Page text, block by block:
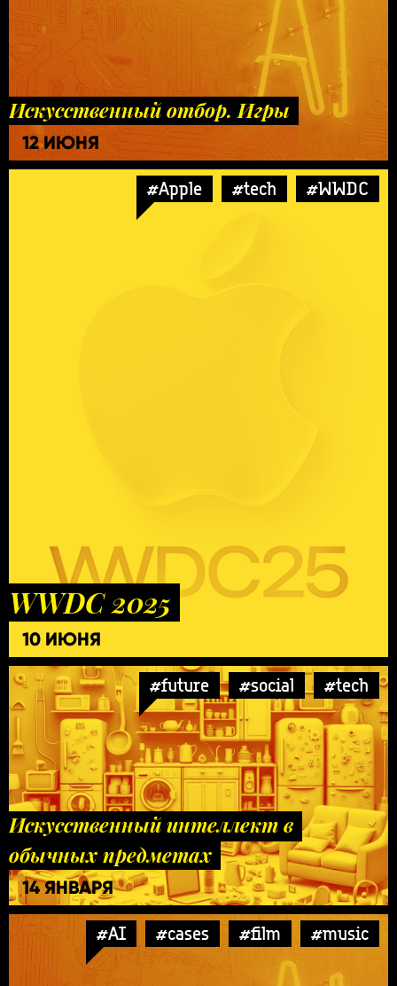
Искусственный отбор. Игры
12 ИЮНЯ
#Apple #tech #WWDC
WWDC 2025
10 ИЮНЯ
#future #social #tech
Искусственный интеллект в
обычных предметах
14 ЯНВАРЯ
#AI #cases #film #music